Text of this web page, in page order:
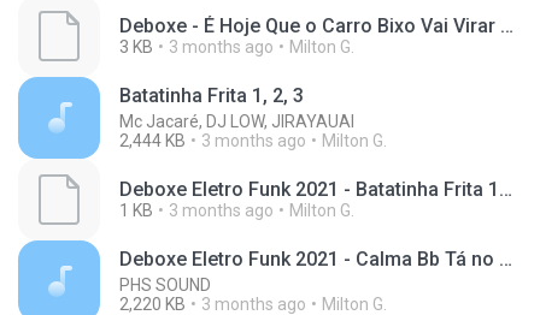
Deboxe - É Hoje Que o Carro Bixo Vai Virar Motel - EletroFunk 2022 - Dj Brenno Paixão Remix(M4A_128K)_private.lrc
3 KB 3 months ago Milton G.
Batatinha Frita 1, 2, 3
Mc Jacaré, DJ LOW, JIRAYAUAI
2,444 KB
3 months ago Milton G.
Deboxe Eletro Funk 2021 - Batatinha Frita 1_ 2_ 3 - (MC JACARE _DJ LOW _ JIRAYAUAI)(M4A_128K)_private.lrc
1 KB 3 months ago Milton G.
Deboxe Eletro Funk 2021 - Calma Bb Tá no Melhores Amigos (DJ Junin)
PHS SOUND
2,220 KB
3 months ago Milton G.